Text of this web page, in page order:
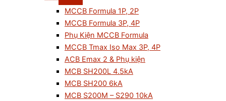
MCCB Formula 1P, 2P
MCCB Formula 3P, 4P
Phụ Kiện MCCB Formula
MCCB Tmax Iso Max 3P, 4P
ACB Emax 2 & Phụ kiện
MCB SH200L 4.5kA
MCB SH200 6kA
MCB S200M – S290 10kA